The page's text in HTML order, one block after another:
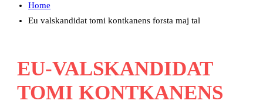
Home
Eu valskandidat tomi kontkanens forsta maj tal
EU-VALSKANDIDAT
TOMI KONTKANENS